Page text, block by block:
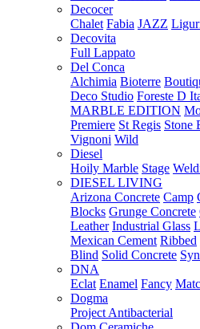
Decocer
Chalet Fabia JAZZ
Decovita
Full Lappato
Del Conca
Alchimia Bioterre
Deco Studio Foreste D
MARBLE EDITION
Premiere St Regis Stone
Vignoni Wild
Diesel
Hoily Marble Stage
DIESEL LIVING
Arizona Concrete Camp
Blocks Grunge Concrete
Leather Industrial Glass
Mexican Cement Ribbed
Blind Solid Concrete
DNA
Eclat Enamel Fancy
Dogma
Project Antibacterial